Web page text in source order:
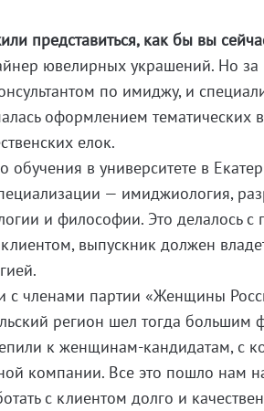
представиться, как бы вы
ювелирных украшений. Но
по имиджу, и
оформлением тематических
елок.
обучения в университете в
— имиджиология,
и философии. Это делалось с
выпускник должен
с членами партии «Женщины
регион шел тогда большим
к женщинам-кандидатам, с
компании. Все это пошло нам
с клиентом долго и